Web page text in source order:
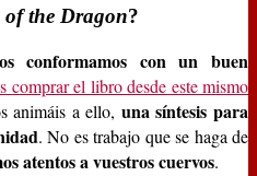
of the Dragon?
conformamos con un buen
comprar el libro desde este mismo
animáis a ello, una síntesis para
. No es trabajo que se haga de
atentos a vuestros cuervos.